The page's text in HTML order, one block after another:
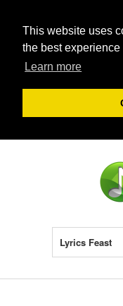
This website uses
the best
Learn more
Lyrics Feast